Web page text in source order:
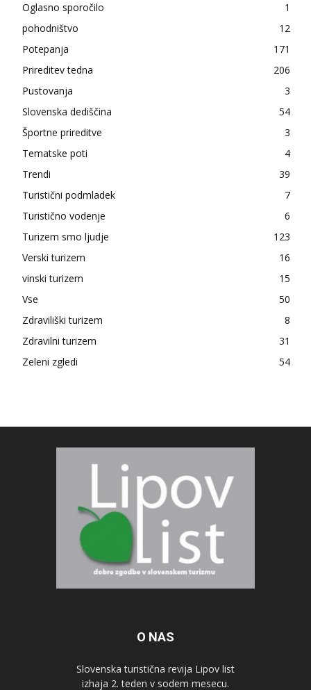
Oglasno sporočilo
1
pohodništvo
12
Potepanja
171
Prireditev tedna
206
Pustovanja
3
Slovenska dediščina
54
Športne prireditve
3
Tematske poti
4
Trendi
39
Turistični podmladek
7
Turistično vodenje
6
Turizem smo ljudje
123
Verski turizem
16
vinski turizem
15
Vse
50
Zdraviliški turizem
8
Zdravilni turizem
31
Zeleni zgledi
54
O NAS
Slovenska turistična revija Lipov list
izhaja 2. teden v sodem mesecu.